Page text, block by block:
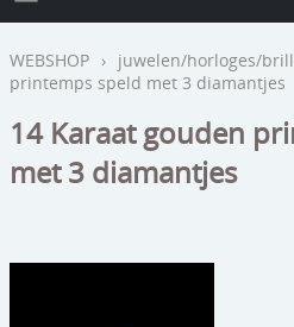
WEBSHOP
religie
KLANT WORDEN / INLOGGEN
WEBSHOP › juwelen/horloges/
printemps speld met 3 diamantjes
14 Karaat gouden
met 3 diamantjes